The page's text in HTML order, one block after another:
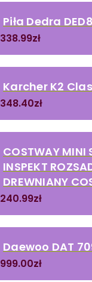
Piła Dedra
338.99zł
Karcher K2
348.40zł
COSTWAY MINI
INSPEKT
DREWNIANY
240.99zł
Daewoo DAT
999.00zł